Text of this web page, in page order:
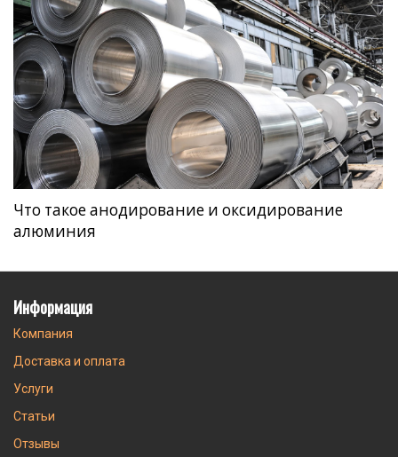
Что такое анодирование и оксидирование
алюминия
Информация
Компания
Доставка и оплата
Услуги
Статьи
Отзывы